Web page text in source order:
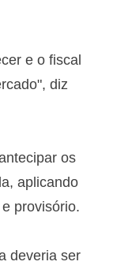
e o fiscal
diz
os
aplicando
provisório.
deveria ser